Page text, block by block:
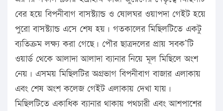
বের হয়ে বিপনীবাগ বাসস্ট্যান্ড ও ষোলঘর ওয়াপদা গেইট হয়ে
পুরো বাসস্ট্যান্ড এসে শেষ হয়। গতকালের মিছিলটিতে একটু
ব্যতিক্রম লক্ষ্য করা গেছে। পৌর ছাত্রদলের প্রায় সবক’টি
ওয়ার্ড থেকে আলাদা আলাদা ব্যানার নিয়ে মূল মিছিলে অংশ
নেয়। এসময় মিছিলটির অগ্রভাগ বিপনীবাগ বাজার এলাকায়
এবং শেষ অংশ কলেজ গেইট এলাকায় দেখা যায়।
মিছিলটিতে একাধিক ব্যানার থাকায় পথচারী এবং আশপাশের